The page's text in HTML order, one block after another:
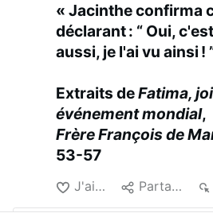
« Jacinthe confirma
déclarant : “ Oui,
aussi, je l'ai vu ainsi !
Extraits deFatima,
événement mondial,
Frère François de
53-57
J'aime Partager